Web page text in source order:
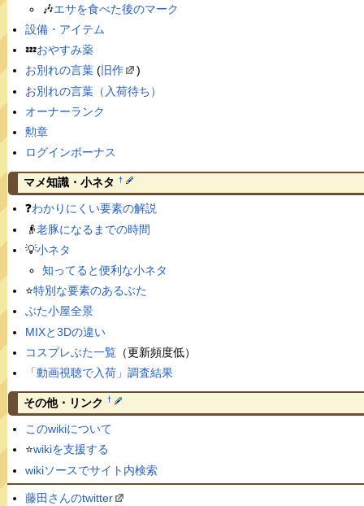
🎶エサを食べた後のマーク
設備・アイテム
💤おやすみ薬
お別れの言葉(旧作
)
お別れの言葉（入荷待ち）
オーナーランク
勲章
ログインボーナス
マメ知識・小ネタ †
❓わかりにくい要素の解説
👴老豚になるまでの時間
💡小ネタ
知ってると便利な小ネタ
⭐️特別な要素のあるぶた
ぶた小屋全景
MIXと3Dの違い
コスプレぶた一覧（更新頻度低）
「動画視聴で入荷」調査結果
その他・リンク †
このwikiについて
⭐️wikiを支援する
wikiソースでサイト内検索
藤田さんのtwitter